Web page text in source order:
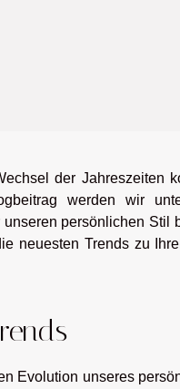
der Jahreszeiten
werden wir
persönlichen Stil
neuesten Trends zu
Evolution unseres